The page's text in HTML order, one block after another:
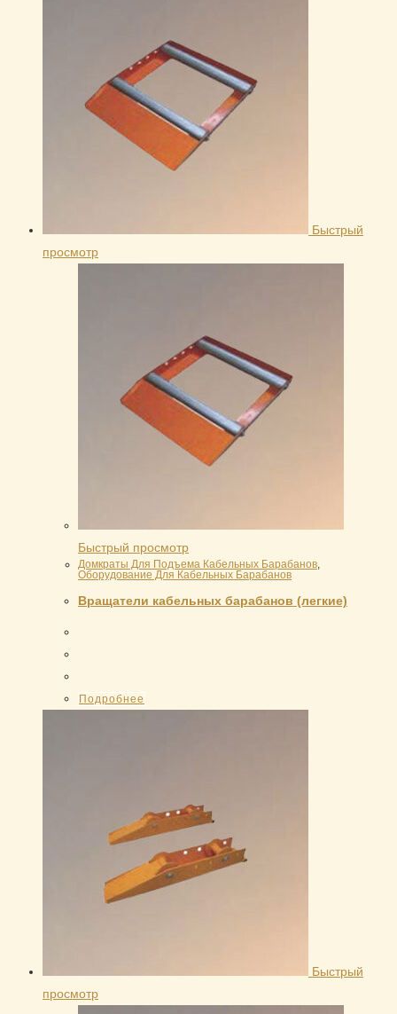
Быстрый
просмотр
Быстрый просмотр
Домкраты Для Подъема Кабельных Барабанов
Оборудование Для Кабельных Барабанов
Вращатели кабельных барабанов (легкие)
Подробнее
Быстрый
просмотр